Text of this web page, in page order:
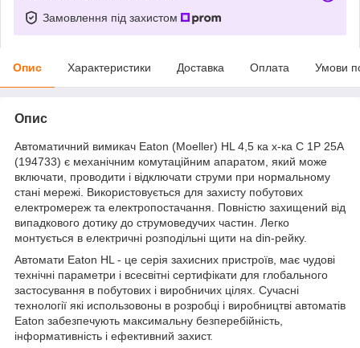
Замовлення під захистом
Опис Характеристики Доставка Оплата Умови
Опис
Автоматичний вимикач Eaton (Moeller) HL 4,5 ка х-ка C 1P 25А
(194733) є механічним комутаційним апаратом, який може
включати, проводити і відключати струми при нормальному
стані мережі. Використовується для захисту побутових
електромереж та електропостачання. Повністю захищений від
випадкового дотику до струмоведучих частин. Легко
монтується в електричні розподільні щити на din-рейку.
Автомати Eaton HL - це серія захисних пристроїв, має чудові
технічні параметри і всесвітні сертифікати для глобального
застосування в побутових і виробничих цілях. Сучасні
технології які использовоны в розробці і виробництві автоматів
Eaton забезпечують максимальну безперебійність,
інформативність і ефективний захист.